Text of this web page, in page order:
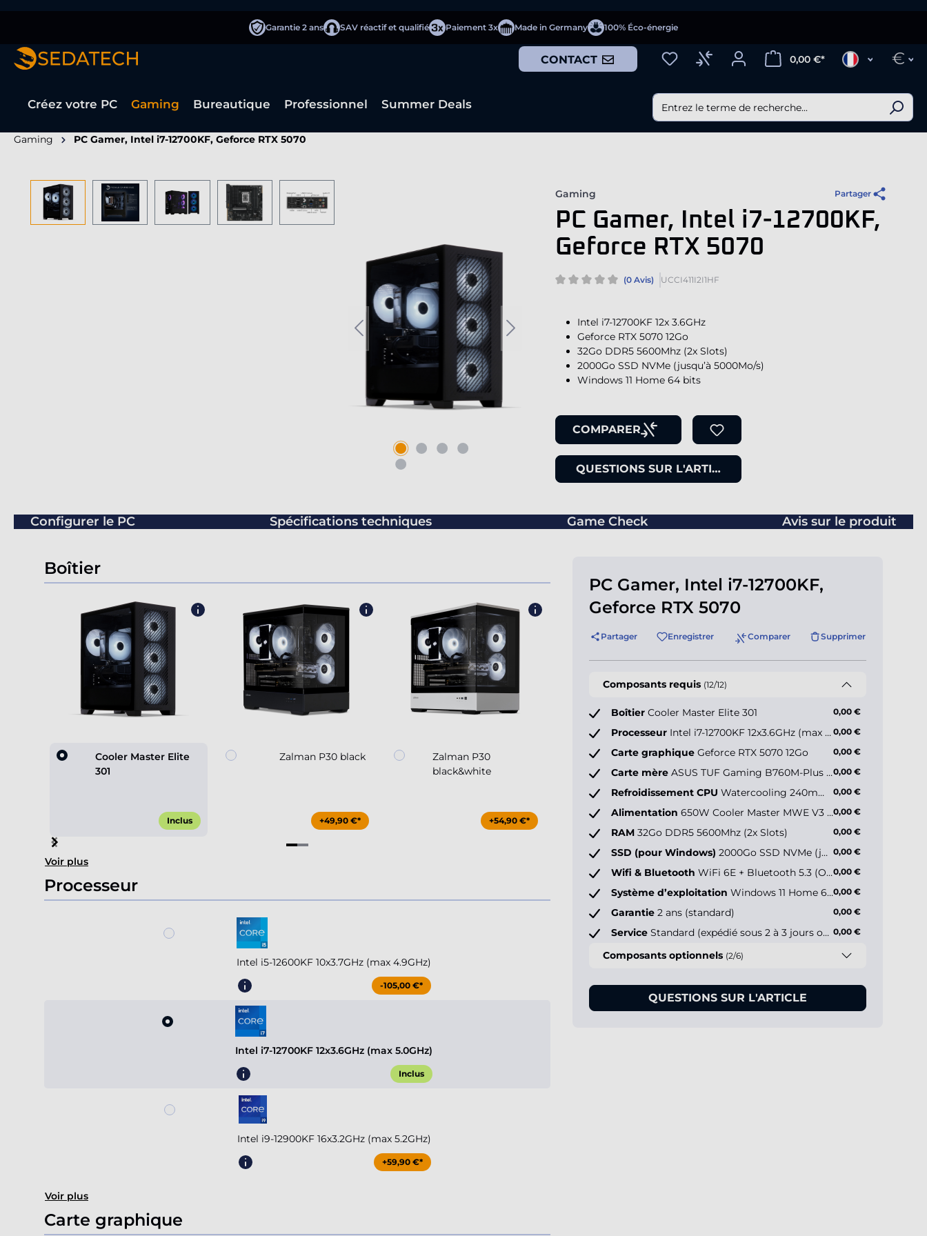
Garantie 2 ans SAV réactif et qualifié Paiement 3x Made in Germany 100% Éco-énergie
CONTACT 0,00 €* €
Créez votre PC Gaming Bureautique Professionnel Summer Deals
Gaming PC Gamer, Intel i7-12700KF, Geforce RTX 5070
Ignorer la galerie d'images
Gaming Partager
PC Gamer, Intel i7-12700KF,
Geforce RTX 5070
(0 Avis) UCCI411I2I1HF
Intel i7-12700KF 12x 3.6GHz
Geforce RTX 5070 12Go
32Go DDR5 5600Mhz (2x Slots)
2000Go SSD NVMe (jusqu’à 5000Mo/s)
Windows 11 Home 64 bits
COMPARER
QUESTIONS SUR L'ARTICLE
Configurer le PC Spécifications techniques Game Check Avis sur le produit
Boîtier
Cooler Master Elite
301
Inclus
Zalman P30 black
+49,90 €*
Zalman P30
black&white
+54,90 €*
Cooler Master
MasterBox 600
Item
1
of
4
Voir plus
Processeur
Intel i5-12600KF 10x3.7GHz (max 4.9GHz)
-105,00 €*
Intel i7-12700KF 12x3.6GHz (max 5.0GHz)
Inclus
Intel i9-12900KF 16x3.2GHz (max 5.2GHz)
+59,90 €*
Voir plus
Carte graphique
PC Gamer, Intel i7-12700KF,
Geforce RTX 5070
Partager Enregistrer Comparer Supprimer
Composants requis (12/12)
Boîtier Cooler Master Elite 301 0,00 €
Processeur Intel i7-12700KF 12x3.6GHz (max 5.0GHz) 0,00 €
Carte graphique Geforce RTX 5070 12Go 0,00 €
Carte mère ASUS TUF Gaming B760M-Plus WiFi II0,00 €
Refroidissement CPU Watercooling 240mm - Deepcool LE240 V2 ARGB 0,00 €
Alimentation 650W Cooler Master MWE V3 (80+ Gold)0,00 €
RAM 32Go DDR5 5600Mhz (2x Slots) 0,00 €
SSD (pour Windows) 2000Go SSD NVMe (jusqu’à 5000Mo/s) 0,00 €
Wifi & Bluetooth WiFi 6E + Bluetooth 5.3 (Onboard)0,00 €
Système d’exploitation Windows 11 Home 64 bits FR0,00 €
Garantie 2 ans (standard) 0,00 €
Service Standard (expédié sous 2 à 3 jours ouvrés) 0,00 €
Composants optionnels (2/6)
QUESTIONS SUR L'ARTICLE